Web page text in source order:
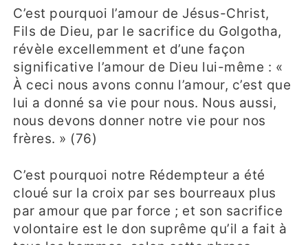
C’est pourquoi l’amour de Jésus-Christ,
Fils de Dieu, par le sacrifice du Golgotha,
révèle excellemment et d’une façon
significative l’amour de Dieu lui-même : «
À ceci nous avons connu l’amour, c’est que
lui a donné sa vie pour nous. Nous aussi,
nous devons donner notre vie pour nos
frères. » (76)
C’est pourquoi notre Rédempteur a été
cloué sur la croix par ses bourreaux plus
par amour que par force ; et son sacrifice
volontaire est le don suprême qu’il a fait à